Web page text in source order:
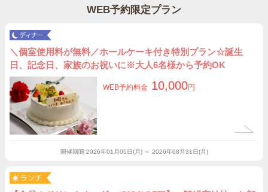
WEB予約限定プラン
＼個室使用料が無料／ホールケーキ付き特別プラン☆誕生
日、記念日、家族のお祝いに※大人6名様から予約OK
WEB予約料金 10,000円
開催期間 2026年01月05日(月) ～ 2026年08月31日(月)